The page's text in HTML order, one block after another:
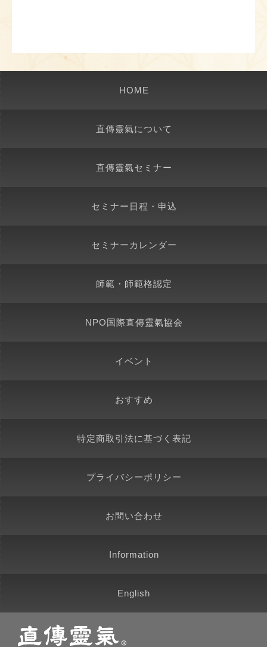
HOME
直傳靈氣について
直傳靈氣セミナー
セミナー日程・申込
セミナーカレンダー
師範・師範格認定
NPO国際直傳靈氣協会
イベント
おすすめ
特定商取引法に基づく表記
プライバシーポリシー
お問い合わせ
Information
English